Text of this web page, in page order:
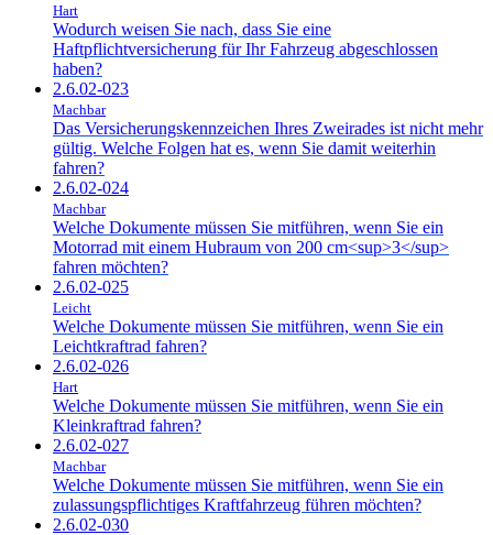
Hart
Wodurch weisen Sie nach, dass Sie eine
Haftpflichtversicherung für Ihr Fahrzeug abgeschlossen
haben?
2.6.02-023
Machbar
Das Versicherungskennzeichen Ihres Zweirades ist nicht mehr
gültig. Welche Folgen hat es, wenn Sie damit weiterhin
fahren?
2.6.02-024
Machbar
Welche Dokumente müssen Sie mitführen, wenn Sie ein
Motorrad mit einem Hubraum von 200 cm<sup>3</sup>
fahren möchten?
2.6.02-025
Leicht
Welche Dokumente müssen Sie mitführen, wenn Sie ein
Leichtkraftrad fahren?
2.6.02-026
Hart
Welche Dokumente müssen Sie mitführen, wenn Sie ein
Kleinkraftrad fahren?
2.6.02-027
Machbar
Welche Dokumente müssen Sie mitführen, wenn Sie ein
zulassungspflichtiges Kraftfahrzeug führen möchten?
2.6.02-030